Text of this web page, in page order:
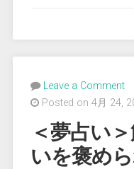
案
用
を
返
さ
れ
Leave a Comment
Posted on 4月 24,
＜夢占い
いを褒め